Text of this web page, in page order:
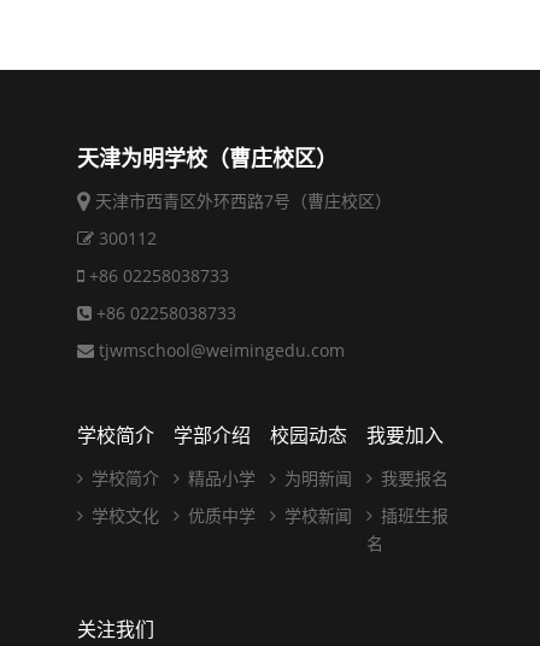
天津为明学校（曹庄校区）
天津市西青区外环西路7号（曹庄校区）
300112
+86 02258038733
+86 02258038733
tjwmschool@weimingedu.com
学校简介
学校简介
学校文化
学部介绍
精品小学
优质中学
校园动态
为明新闻
学校新闻
我要加入
我要报名
插班生报
名
关注我们